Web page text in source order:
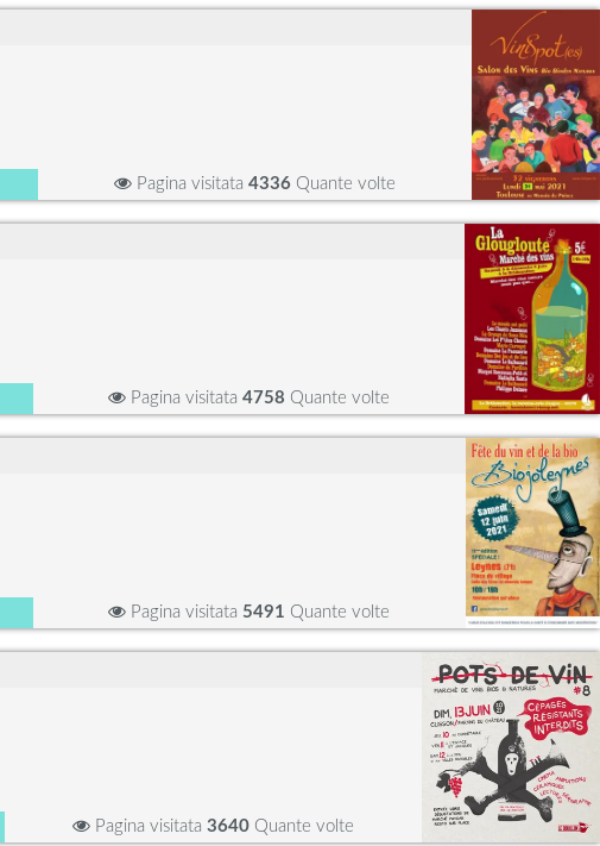
Pagina visitata 4336 Quante volte
Pagina visitata 4758 Quante volte
Pagina visitata 5491 Quante volte
Pagina visitata 3640 Quante volte